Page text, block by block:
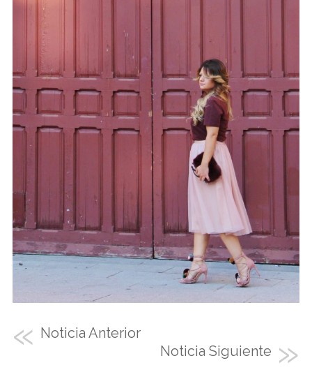
Noticia Anterior
Noticia Siguiente